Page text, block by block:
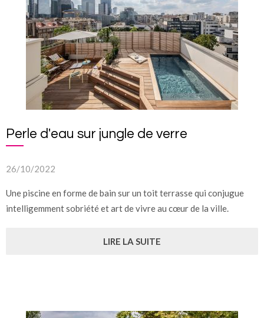
Perle d'eau sur jungle de verre
26/10/2022
Une piscine en forme de bain sur un toit terrasse qui conjugue
intelligemment sobriété et art de vivre au cœur de la ville.
LIRE LA SUITE